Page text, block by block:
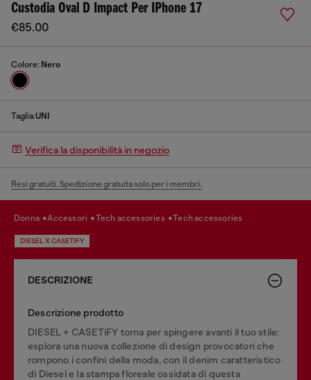
Custodia Oval D Impact Per IPhone 17
€85.00
Colore: Nero
Taglia:UNI
Verifica la disponibilità in negozio
Resi gratuiti. Spedizione gratuita solo per i membri.
donna accessori tech accessories tech accessories
DIESEL X CASETIFY
DESCRIZIONE
Descrizione prodotto
DIESEL + CASETiFY torna per spingere avanti il tuo stile:
esplora una nuova collezione di design provocatori che
rompono i confini della moda, con il denim caratteristico
di Diesel e la stampa floreale ossidata di questa